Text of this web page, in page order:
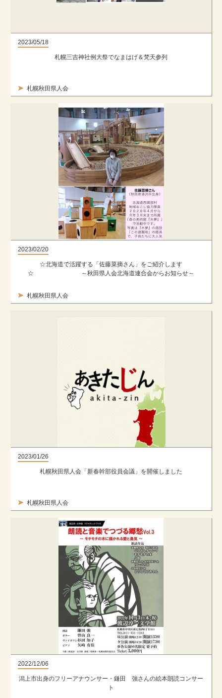
2023/05/18
札幌秋田県人会
札幌三吉神社例大祭でなまはげ＆梵天参列
2023/02/20
札幌秋田県人会
☆北海道で活躍する「佐藤菜摘さん」をご紹介します
☆ ～秋田県人会北海道連合会からお知らせ～
2023/01/26
札幌秋田県人会
札幌秋田県人会「新春幹部役員会議」を開催しました
2022/12/06
潟上市出身のフリーアナウンサー・鎌田 強さんの絵本朗読コンサー
ト